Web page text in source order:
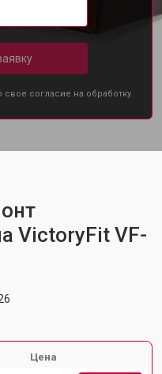
согласие на обработку
VictoryFit VF-
Цена